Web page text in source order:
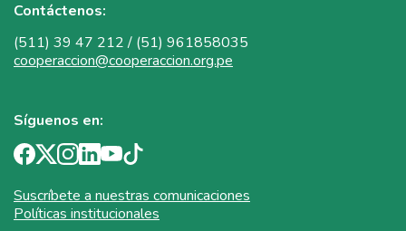
Contáctenos:
(511) 39 47 212 / (51) 961858035
cooperaccion@cooperaccion.org.pe
Síguenos en:
Suscríbete a nuestras comunicaciones
Políticas institucionales